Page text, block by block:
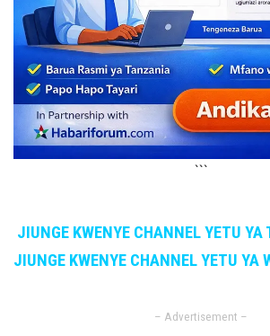
```
JIUNGE KWENYE CHANNEL YETU YA
JIUNGE KWENYE CHANNEL YETU YA
– Advertisement –